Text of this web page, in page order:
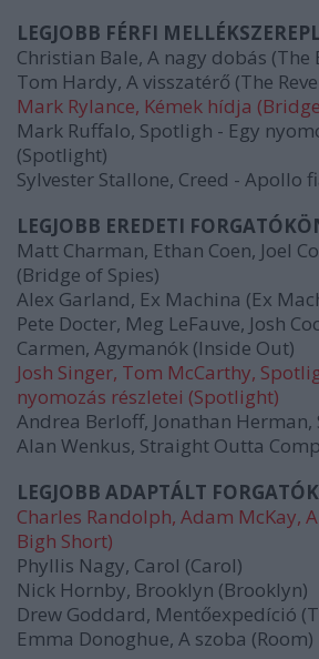
LEGJOBB FÉRFI
Christian Bale, A nagy dobás (The
Tom Hardy, A visszatérő (The
Mark Rylance, Kémek hídja
Mark Ruffalo, Spotligh - Egy
(Spotlight)
Sylvester Stallone, Creed - Apollo
LEGJOBB EREDETI
Matt Charman, Ethan Coen, Joel
(Bridge of Spies)
Alex Garland, Ex Machina (Ex
Pete Docter, Meg LeFauve, Josh
Carmen, Agymanók (Inside Out)
Josh Singer, Tom McCarthy,
nyomozás részletei (Spotlight)
Andrea Berloff, Jonathan Herman,
Alan Wenkus, Straight Outta
LEGJOBB ADAPTÁLT
Charles Randolph, Adam McKay,
Bigh Short)
Phyllis Nagy, Carol (Carol)
Nick Hornby, Brooklyn (Brooklyn)
Drew Goddard, Mentőexpedíció
Emma Donoghue, A szoba (Room)